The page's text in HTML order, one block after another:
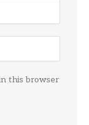
this browser